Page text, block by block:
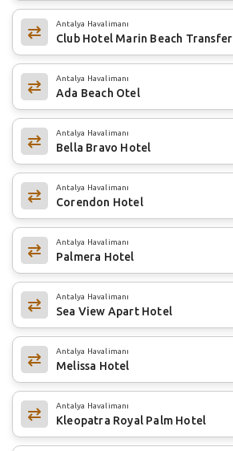
Antalya Havalimanı
Club Hotel Marin Beach Transfer
Antalya Havalimanı
Ada Beach Otel
Antalya Havalimanı
Bella Bravo Hotel
Antalya Havalimanı
Corendon Hotel
Antalya Havalimanı
Palmera Hotel
Antalya Havalimanı
Sea View Apart Hotel
Antalya Havalimanı
Melissa Hotel
Antalya Havalimanı
Kleopatra Royal Palm Hotel